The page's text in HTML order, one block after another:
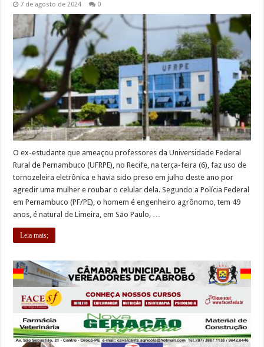
7 de agosto de 2024 0
O ex-estudante que ameaçou professores da Universidade Federal
Rural de Pernambuco (UFRPE), no Recife, na terça-feira (6), faz uso de
tornozeleira eletrônica e havia sido preso em julho deste ano por
agredir uma mulher e roubar o celular dela. Segundo a Polícia Federal
em Pernambuco (PF/PE), o homem é engenheiro agrônomo, tem 49
anos, é natural de Limeira, em São Paulo, …
Leia mais;